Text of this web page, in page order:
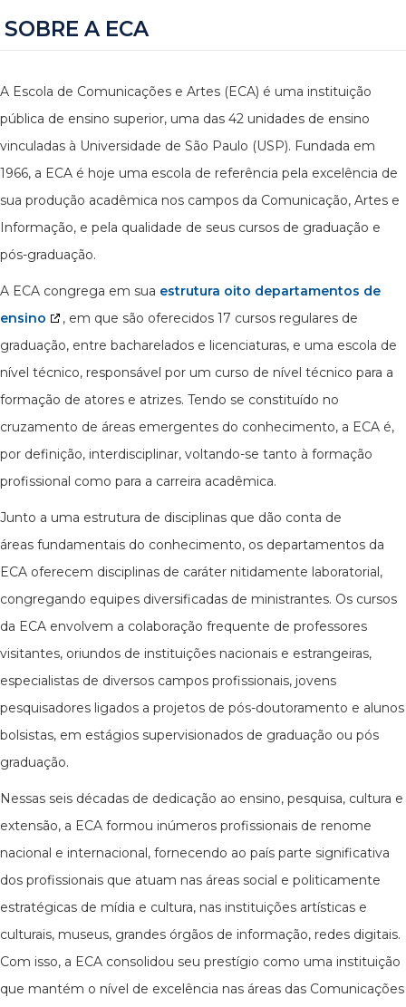
SOBRE A ECA
A Escola de Comunicações e Artes (ECA) é uma instituição
pública de ensino superior, uma das 42 unidades de ensino
vinculadas à Universidade de São Paulo (USP). Fundada em
1966, a ECA é hoje uma escola de referência pela excelência de
sua produção acadêmica nos campos da Comunicação, Artes e
Informação, e pela qualidade de seus cursos de graduação e
pós-graduação.
A ECA congrega em sua estrutura oito departamentos de
ensino
, em que são oferecidos 17 cursos regulares de
graduação, entre bacharelados e licenciaturas, e uma escola de
nível técnico, responsável por um curso de nível técnico para a
formação de atores e atrizes. Tendo se constituído no
cruzamento de áreas emergentes do conhecimento, a ECA é,
por definição, interdisciplinar, voltando-se tanto à formação
profissional como para a carreira acadêmica.
Junto a uma estrutura de disciplinas que dão conta de
áreas fundamentais do conhecimento, os departamentos da
ECA oferecem disciplinas de caráter nitidamente laboratorial,
congregando equipes diversificadas de ministrantes. Os cursos
da ECA envolvem a colaboração frequente de professores
visitantes, oriundos de instituições nacionais e estrangeiras,
especialistas de diversos campos profissionais, jovens
pesquisadores ligados a projetos de pós-doutoramento e alunos
bolsistas, em estágios supervisionados de graduação ou pós
graduação.
Nessas seis décadas de dedicação ao ensino, pesquisa, cultura e
extensão, a ECA formou inúmeros profissionais de renome
nacional e internacional, fornecendo ao país parte significativa
dos profissionais que atuam nas áreas social e politicamente
estratégicas de mídia e cultura, nas instituições artísticas e
culturais, museus, grandes órgãos de informação, redes digitais.
Com isso, a ECA consolidou seu prestígio como uma instituição
que mantém o nível de excelência nas áreas das Comunicações